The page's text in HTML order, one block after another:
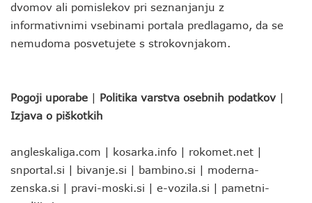
dvomov ali pomislekov pri seznanjanju z
informativnimi vsebinami portala predlagamo, da se
nemudoma posvetujete s strokovnjakom.
Pogoji uporabe | Politika varstva osebnih podatkov |
Izjava o piškotkih
angleskaliga.com | kosarka.info | rokomet.net |
snportal.si | bivanje.si | bambino.si | moderna-
zenska.si | pravi-moski.si | e-vozila.si | pametni-